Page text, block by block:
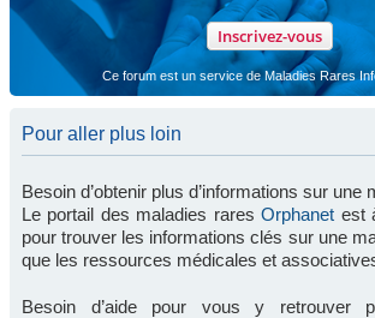
Inscrivez-vous
Ce forum est un service de Maladies Rares
Pour aller plus loin
Besoin d’obtenir plus d’informations sur une
Le portail des maladies raresOrphanet est
pour trouver les informations clés sur une
que les ressources médicales et
Besoin d’aide pour vous y retrouver